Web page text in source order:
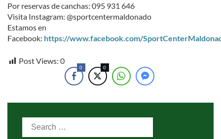
Por reservas de canchas: 095 931 646
Visita Instagram: @sportcentermaldonado
Estamos en
Facebook: https://www.facebook.com/
Post Views: 0
0 0
Search
for: